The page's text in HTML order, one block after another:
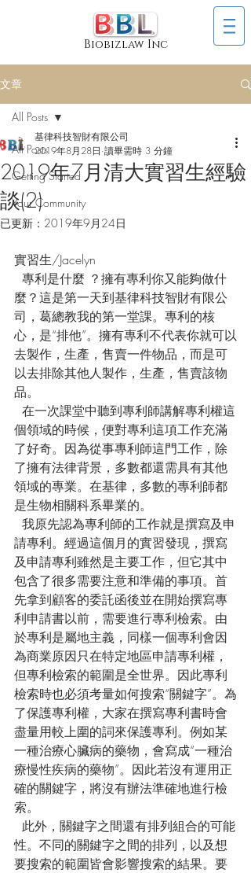
Biobizlaw Inc
文章
All Posts
Getting Started
Your Community
All Posts
2019年7月清大實習生經驗
談(2)
基律科技智財有限公司
2019年8月28日 讀畢需時 3 分鐘
已更新： 2019年9月24日
實習生/Jacelyn
麼？這是第一天到基律科技智財有限公
司，葛總教我的第一堂課。專利的核
心，是“排他”。擁有專利不代表你就可以
去製作，生產，售賣一件物品，而是可
以去排除其他人製作，生產，售賣該物
品。
個領域的時候，便對專利這項工作充滿
了好奇。因為從事專利師這門工作，除
了擁有法律背景，多數都還需具有其他
領域的專業。在基律，多數的專利師都
是生物相關科系畢業的。
請專利。經過這個月的實習發現，撰寫
及申請專利雖然是主要工作，但它其中
包含了很多需要注意和準備的事項。首
先拿到顧客的委託函後並在開始撰寫專
利申請書以前，需要進行專利檢索。由
於專利是屬地主義，同樣一個專利會因
為商業原因只在特定地區申請專利權，
但專利檢索的範圍是全世界。因此專利
檢索時也必須考量如何搜索“關鍵字”。為
了保護專利權，大家在撰寫專利書時會
盡量用較上圍的詞來保護專利。例如某
一種治療心臟病的藥物，會寫成“一種治
療慢性疾病的藥物”。因此若沒有運用正
確的關鍵字，將沒有辦法準確地進行檢
索。
性。不同的關鍵字之間的排列，以及想
要搜索的範圍皆會影響搜索的結果。要